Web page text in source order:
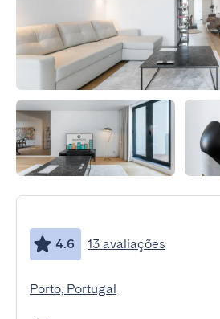
4.6 13 avaliações
Porto, Portugal